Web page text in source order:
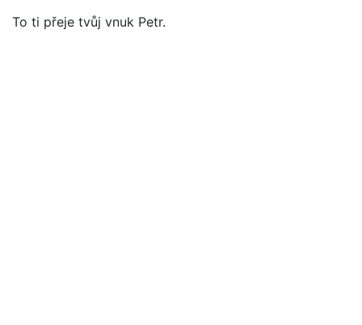
To ti přeje tvůj vnuk Petr.